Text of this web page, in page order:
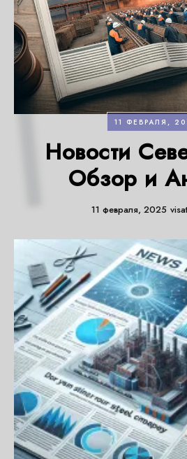
11 ФЕВРАЛЯ,
Новости
Обзор и
11 февраля, 2025